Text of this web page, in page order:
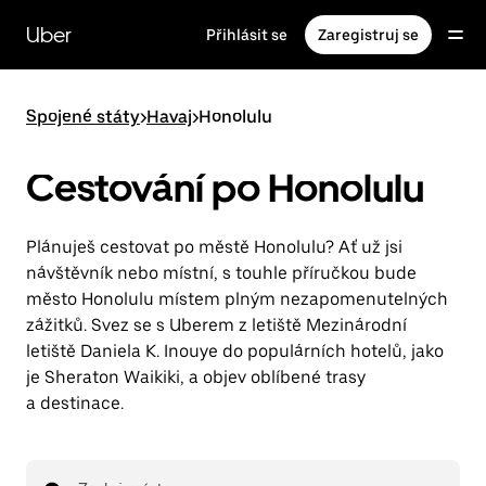
hlavní
obsah
Uber Přihlásit se Zaregistruj se
Spojené státy>Havaj>Honolulu
Cestování po Honolulu
Plánuješ cestovat po městě Honolulu? Ať už jsi
návštěvník nebo místní, s touhle příručkou bude
město Honolulu místem plným nezapomenutelných
zážitků. Svez se s Uberem z letiště Mezinárodní
letiště Daniela K. Inouye do populárních hotelů, jako
je Sheraton Waikiki, a objev oblíbené trasy
a destinace.